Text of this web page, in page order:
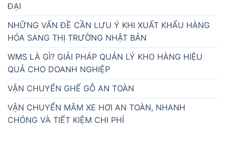
ĐẠI
NHỮNG VẤN ĐỀ CẦN LƯU Ý KHI XUẤT KHẨU HÀNG
HÓA SANG THỊ TRƯỜNG NHẬT BẢN
WMS LÀ GÌ? GIẢI PHÁP QUẢN LÝ KHO HÀNG HIỆU
QUẢ CHO DOANH NGHIỆP
VẬN CHUYỂN GHẾ GỖ AN TOÀN
VẬN CHUYỂN MÂM XE HƠI AN TOÀN, NHANH
CHÓNG VÀ TIẾT KIỆM CHI PHÍ